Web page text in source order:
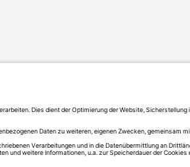
Vertrag widerrufen Versand und